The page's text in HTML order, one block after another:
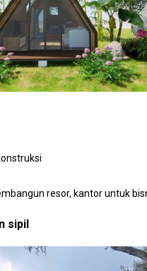
resor, kantor untuk
sipil